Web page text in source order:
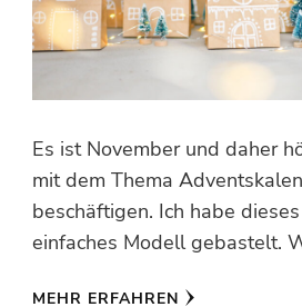
Es ist November und daher
mit dem Thema
beschäftigen. Ich habe
einfaches Modell gebastelt.
MEHR ERFAHREN